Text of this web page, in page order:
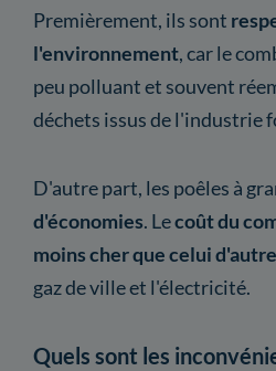
Premièrement, ils sont
l'environnement, car le
peu polluant et souvent
déchets issus de l'industrie
D'autre part, les poêles à
d'économies. Lecoût du
moins cher que celui
gaz de ville et l'électricité.
Quels sont les